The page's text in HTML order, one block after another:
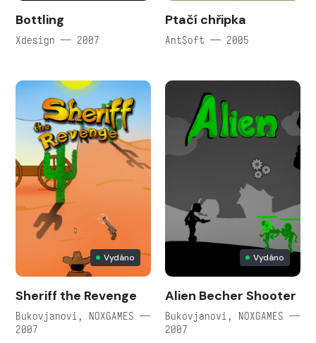
Bottling
Xdesign — 2007
Ptačí chřipka
AntSoft — 2005
Vydáno
Sheriff the Revenge
Bukovjanovi, NOXGAMES —
2007
Vydáno
Alien Becher Shooter
Bukovjanovi, NOXGAMES —
2007